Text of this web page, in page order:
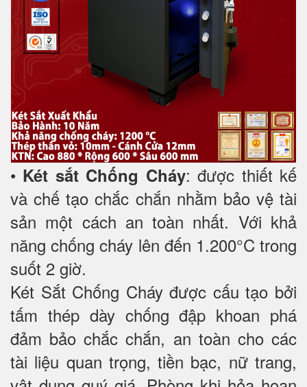
• Két sắt Chống Cháy: được thiết kế
và chế tạo chắc chắn nhằm bảo vệ tài
sản một cách an toàn nhất. Với khả
năng chống cháy lên đến 1.200°C trong
suốt 2 giờ.
Két Sắt Chống Cháy được cấu tạo bởi
tấm thép dày chống đập khoan phá
đảm bảo chắc chắn, an toàn cho các
tài liệu quan trọng, tiền bạc, nữ trang,